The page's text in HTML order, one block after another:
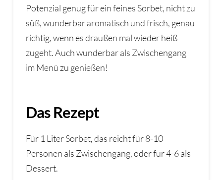
Potenzial genug für ein feines Sorbet, nicht zu
süß, wunderbar aromatisch und frisch, genau
richtig, wenn es draußen mal wieder heiß
zugeht. Auch wunderbar als Zwischengang
im Menü zu genießen!
Das Rezept
Für 1 Liter Sorbet, das reicht für 8-10
Personen als Zwischengang, oder für 4-6 als
Dessert.